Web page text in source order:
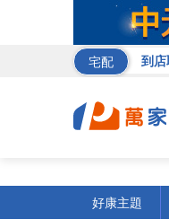
宅配 到
好康主題